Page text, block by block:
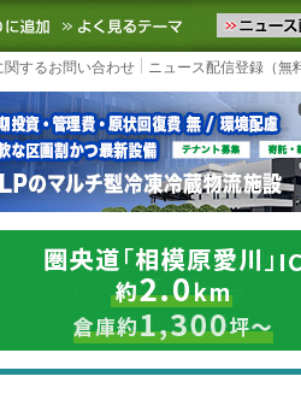
流ニュースをお届けします。
お気に入りに追加 よく見るテ
関するお問い合わせ ニュース配信登録（無